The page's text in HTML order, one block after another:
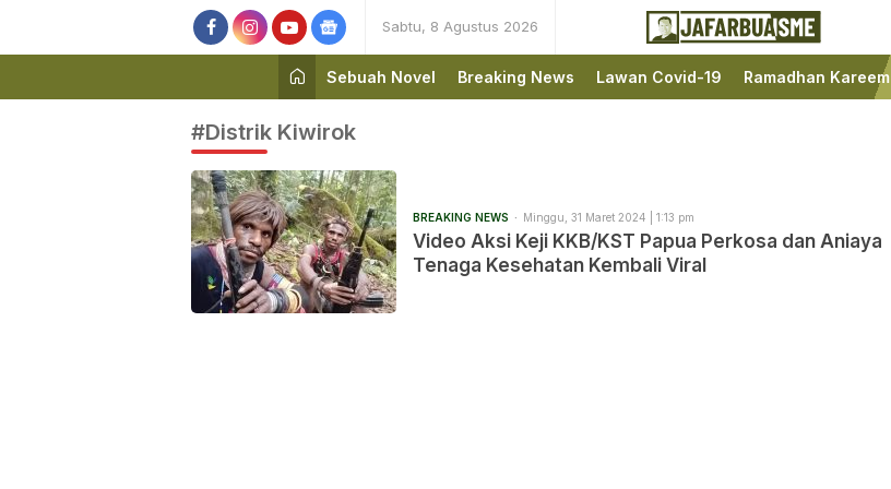
Sabtu, 8 Agustus 2026
JafarBua
Ini bukan Media Online,
Ini Jafarbuaisme.com
Sebuah Novel
Breaking News Lawan Covid-19 Ramadhan Kareem
#Distrik Kiwirok
BREAKING NEWS Minggu, 31 Maret 2024 | 1:13 pm
Video Aksi Keji KKB/KST Papua Perkosa dan Aniaya
Tenaga Kesehatan Kembali Viral